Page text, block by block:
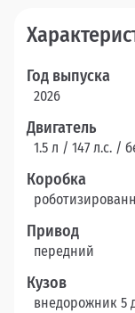
Год выпуска
2026
Двигатель
1.5 л / 147 л.c. /
Коробка
Привод
передний
Кузов
внедорожник 5